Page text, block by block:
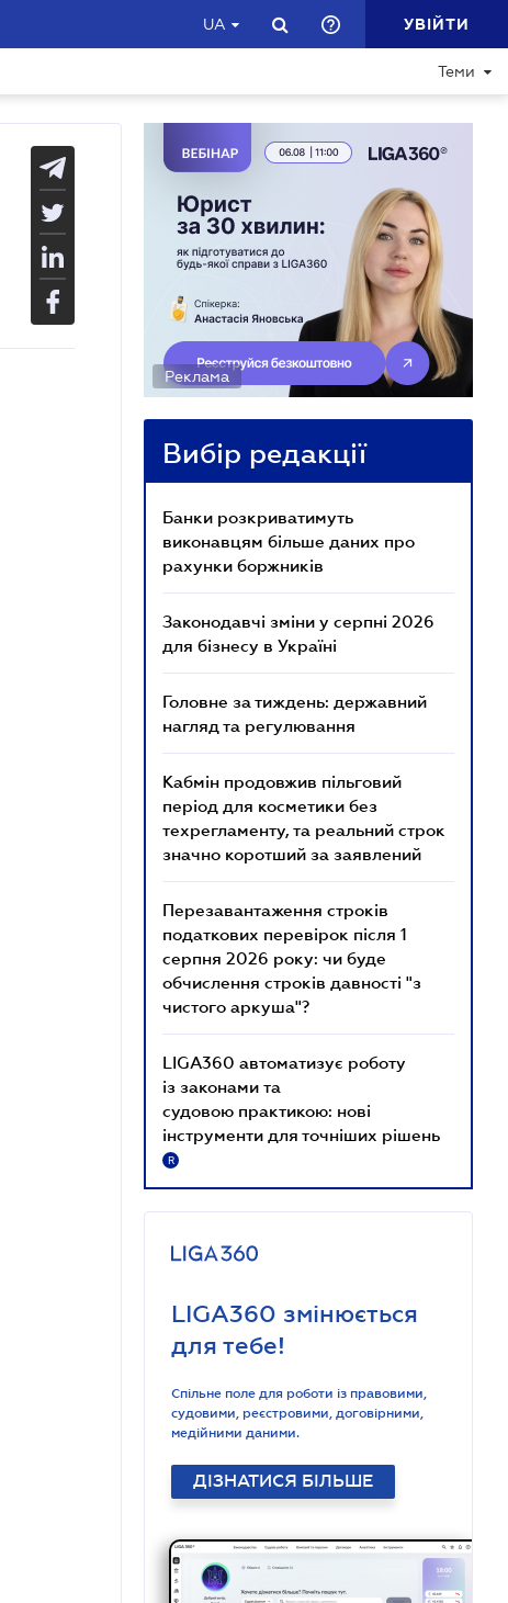
UA УВІЙТИ
Теми
Реклама
Вибір редакції
Банки розкриватимуть
виконавцям більше даних про
рахунки боржників
Законодавчі зміни у серпні 2026
для бізнесу в Україні
Головне за тиждень: державний
нагляд та регулювання
Кабмін продовжив пільговий
період для косметики без
техрегламенту, та реальний строк
значно коротший за заявлений
Перезавантаження строків
податкових перевірок після 1
серпня 2026 року: чи буде
обчислення строків давності "з
чистого аркуша"?
LIGA360 автоматизує роботу
із законами та
судовою практикою: нові
інструменти для точніших рішень
R
LIGA360 змінюється
для тебе!
Спільне поле для роботи із правовими,
судовими, реєстровими, договірними,
медійними даними.
ДІЗНАТИСЯ БІЛЬШЕ